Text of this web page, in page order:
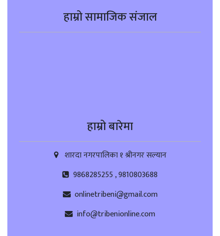
हाम्रो सामाजिक संजाल
हाम्रो बारेमा
शारदा नगरपालिका १ श्रीनगर सल्यान
9868285255 , 9810803688
onlinetribeni@gmail.com
info@tribenionline.com